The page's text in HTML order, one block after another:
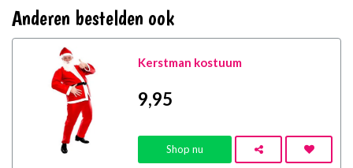
Anderen bestelden ook
Kerstman kostuum
9,95
Shop nu